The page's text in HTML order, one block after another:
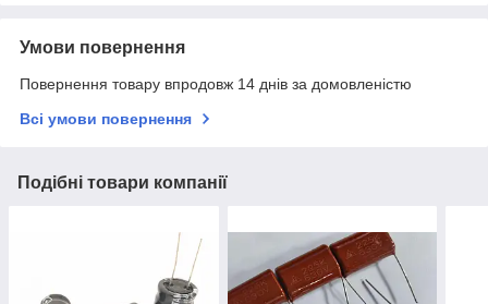
Умови повернення
Повернення товару впродовж 14 днів за домовленістю
Всі умови повернення
Подібні товари компанії